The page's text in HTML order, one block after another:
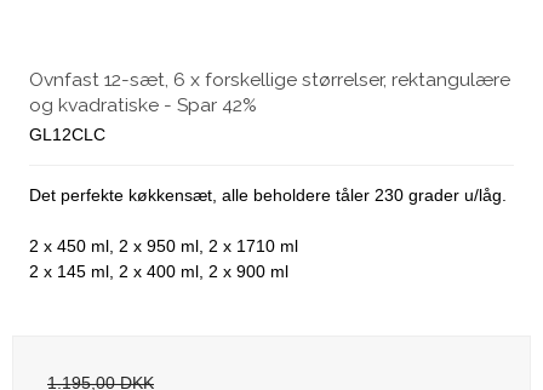
Ovnfast 12-sæt, 6 x forskellige størrelser, rektangulære
og kvadratiske - Spar 42%
GL12CLC
Det perfekte køkkensæt, alle beholdere tåler 230 grader u/låg.
2 x 450 ml, 2 x 950 ml, 2 x 1710 ml
2 x 145 ml, 2 x 400 ml, 2 x 900 ml
1.195,00 DKK